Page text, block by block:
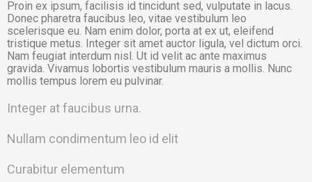
Proin ex ipsum, facilisis id tincidunt sed, vulputate in lacus.
Donec pharetra faucibus leo, vitae vestibulum leo
scelerisque eu. Nam enim dolor, porta at ex ut, eleifend
tristique metus. Integer sit amet auctor ligula, vel dictum orci.
Nam feugiat interdum nisl. Ut id velit ac ante maximus
gravida. Vivamus lobortis vestibulum mauris a mollis. Nunc
mollis tempus lorem eu pulvinar.
Integer at faucibus urna.
Nullam condimentum leo id elit
Curabitur elementum